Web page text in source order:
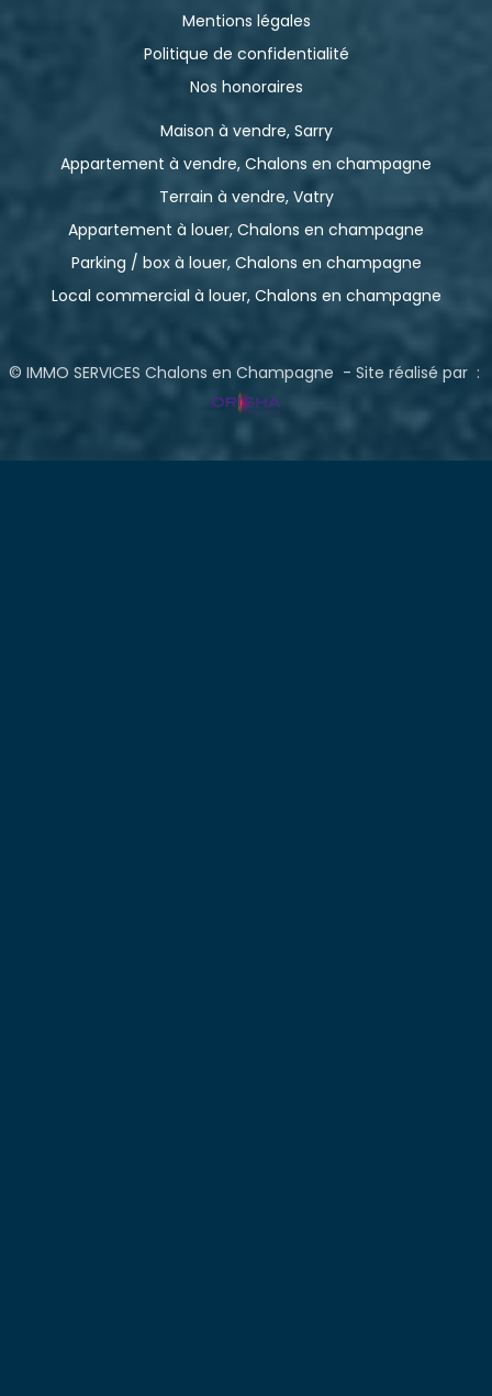
Mentions légales
Politique de confidentialité
Nos honoraires
Maison à vendre, Sarry
Appartement à vendre, Chalons en champagne
Terrain à vendre, Vatry
Appartement à louer, Chalons en champagne
Parking / box à louer, Chalons en champagne
Local commercial à louer, Chalons en champagne
© IMMO SERVICES Chalons en Champagne - Site réalisé par :